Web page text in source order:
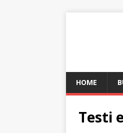
HOME
Testi